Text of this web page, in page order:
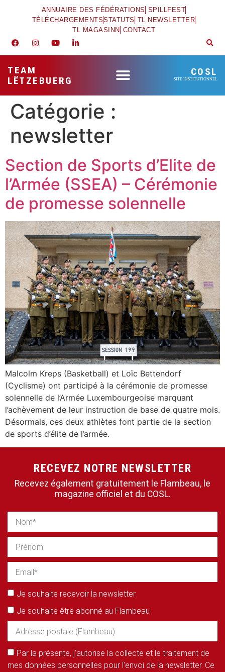
ANNUAIRE DES FÉDÉRATIONS SPILLFEST
TÉLÉCHARGEMENTSSTATUTS TL NEWSLETTER
TL MAGASINN CONTACT
TEAM
LËTZEBUERG
COSL
SITE INSTITUTIONNEL
Catégorie :
newsletter
Section de Sports d’Elite de
l’Armée (SSEA) – Cérémonie
de promesse solennelle
Malcolm Kreps (Basketball) et Loïc Bettendorf
(Cyclisme) ont participé à la cérémonie de promesse
solennelle de l’Armée Luxembourgeoise marquant
l’achèvement de leur instruction de base de quatre mois.
Désormais, ces deux athlètes font partie de la section
de sports d’élite de l’armée.
RECEVEZ NOTRE NEWSLETTER
Recevez également gratuitement le Flambeau, le
magazine officiel et du COSL.
Je souhaite recevoir la newsletter
Je souhaite être abonné au Flambeau
Par la présente, j'autorise la collecte et le traitement de
mes données personnelles pour l'envoi de la newsletter. Ce